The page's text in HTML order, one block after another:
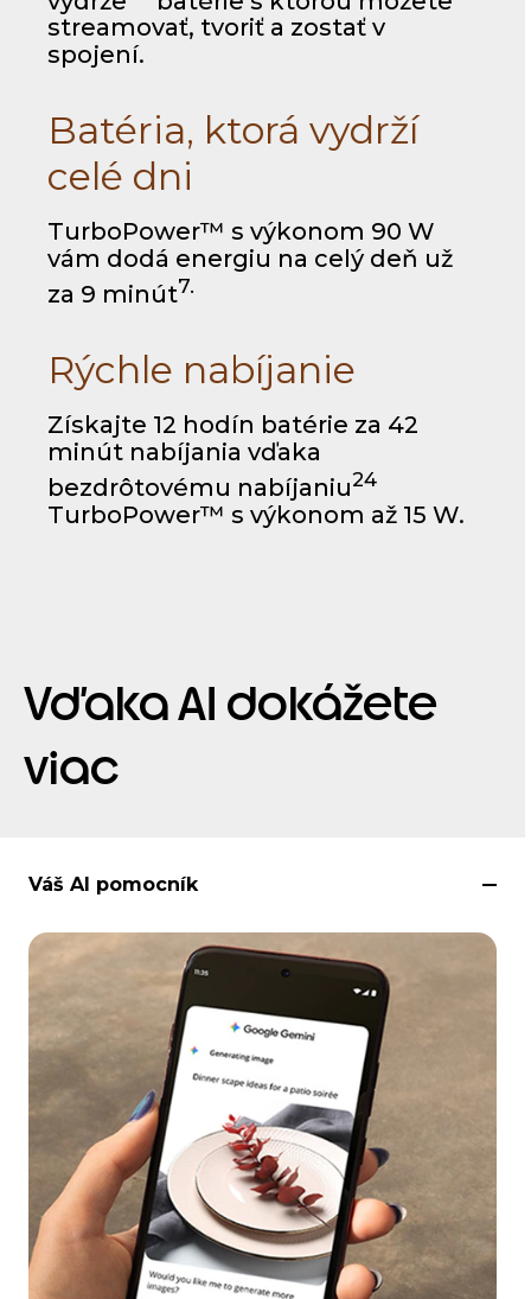
streamovať, tvoriť a zostať v
spojení.
Batéria, ktorá vydrží
celé dni
TurboPower™ s výkonom 90 W
vám dodá energiu na celý deň už
za 9 minút7.
Rýchle nabíjanie
Získajte 12 hodín batérie za 42
minút nabíjania vďaka
bezdrôtovému nabíjaniu24
TurboPower™ s výkonom až 15 W.
Vďaka AI dokážete
viac
Váš AI pomocník